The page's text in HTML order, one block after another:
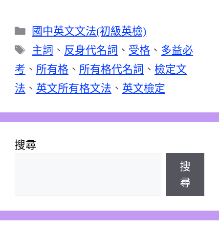
分
類
國中英文文法(初級英檢)
標
籤
主詞 、 反身代名詞 、 受格 、 多益必
考 、 所有格 、 所有格代名詞 、 檢定文
法 、 英文所有格文法 、 英文檢定
搜尋
搜
尋